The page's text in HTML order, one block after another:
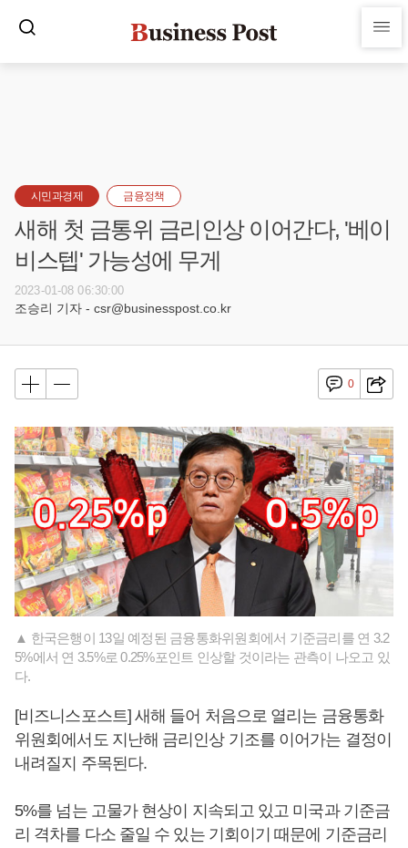
시민과경제 금융정책
새해 첫 금통위 금리인상 이어간다, '베이
비스텝' 가능성에 무게
2023-01-08 06:30:00
조승리 기자 - csr@businesspost.co.kr
0
▲ 한국은행이 13일 예정된 금융통화위원회에서 기준금리를 연 3.2
5%에서 연 3.5%로 0.25%포인트 인상할 것이라는 관측이 나오고 있
다.
[비즈니스포스트] 새해 들어 처음으로 열리는 금융통화
위원회에서도 지난해 금리인상 기조를 이어가는 결정이
내려질지 주목된다.
5%를 넘는 고물가 현상이 지속되고 있고 미국과 기준금
리 격차를 다소 줄일 수 있는 기회이기 때문에 기준금리